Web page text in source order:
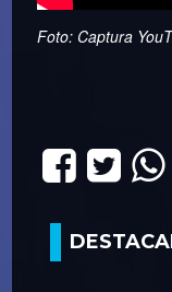
Foto: Captura